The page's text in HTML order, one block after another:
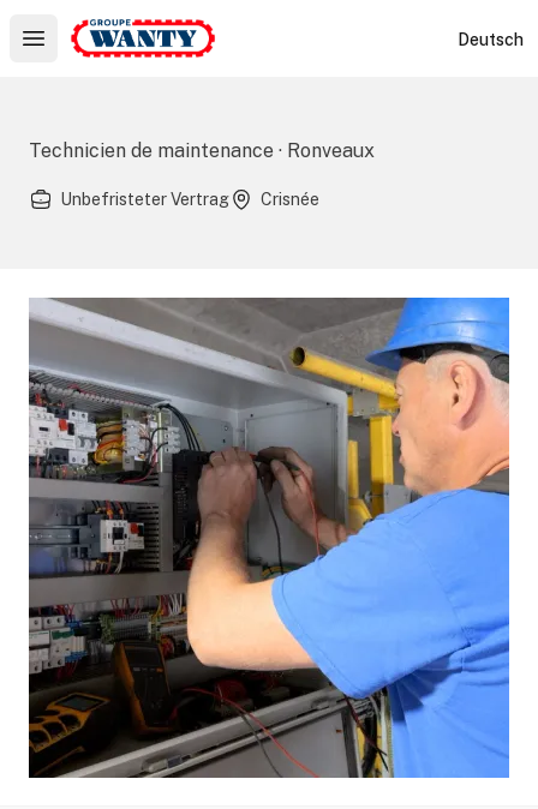
Open main menu
Le Groupe Wanty Deutsch
Technicien de maintenance · Ronveaux
Unbefristeter Vertrag Crisnée